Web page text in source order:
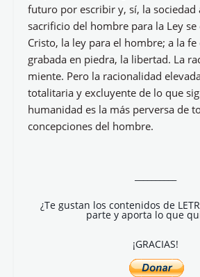
futuro por escribir y, sí, la sociedad
sacrificio del hombre para la Ley
Cristo, la ley para el hombre; a la
grabada en piedra, la libertad. La
miente. Pero la racionalidad
totalitaria y excluyente de lo que
humanidad es la más perversa de
concepciones del hombre.
¿Te gustan los contenidos de
parte y aporta lo que
¡GRACIAS!